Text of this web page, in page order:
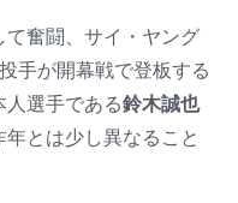
奮闘、サイ・ヤング
手が開幕戦で登板する
人選手である鈴木誠也
とは少し異なること